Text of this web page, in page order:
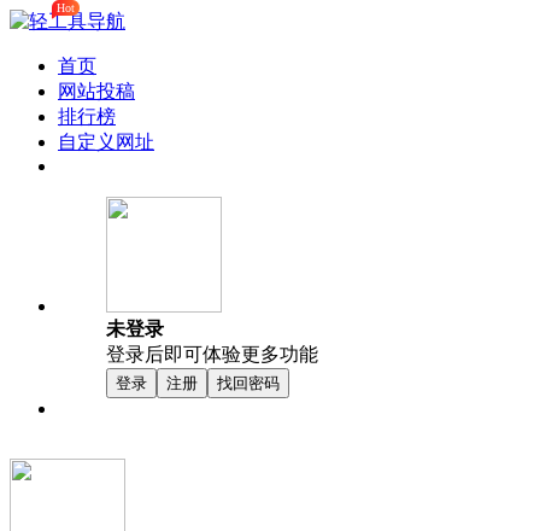
首页
网站投稿
排行榜
Hot
自定义网址
未登录
登录后即可体验更多功能
登录 注册 找回密码